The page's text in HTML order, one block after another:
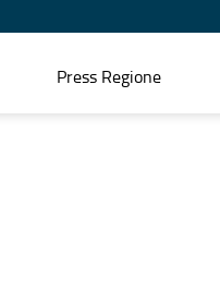
Press Regione